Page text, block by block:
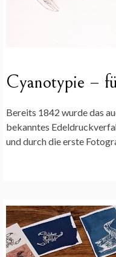
Cyanotypie –
Bereits 1842 wurde das
bekanntes
und durch die erste